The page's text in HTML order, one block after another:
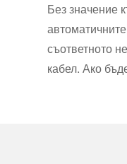
Без значение
съответното
кабел. Ако